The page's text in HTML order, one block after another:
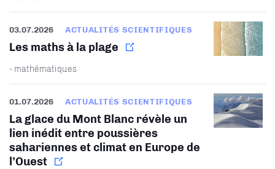
03.07.2026 ACTUALITÉS SCIENTIFIQUES
Les maths à la plage
- mathématiques
01.07.2026 ACTUALITÉS SCIENTIFIQUES
La glace du Mont Blanc révèle un
lien inédit entre poussières
sahariennes et climat en Europe de
l’Ouest